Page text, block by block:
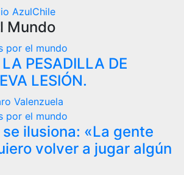
AzulChile
Mundo
por el mundo
PESADILLA DE
LESIÓN.
Valenzuela
por el mundo
se ilusiona: «La gente
volver a jugar algún